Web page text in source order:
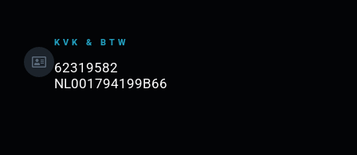
KVK & BTW
62319582
NL001794199B66